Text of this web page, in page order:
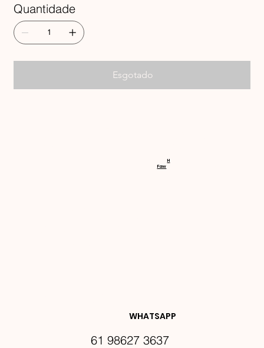
Quantidade
Esgotado
RECEBA
DES E
WHATSAPP
61 98627 3637
Faw
H